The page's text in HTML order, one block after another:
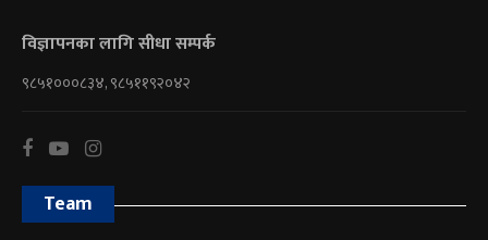
विज्ञापनका लागि सीधा सम्पर्क
९८५१०००८३४, ९८५११९२०४२
Team